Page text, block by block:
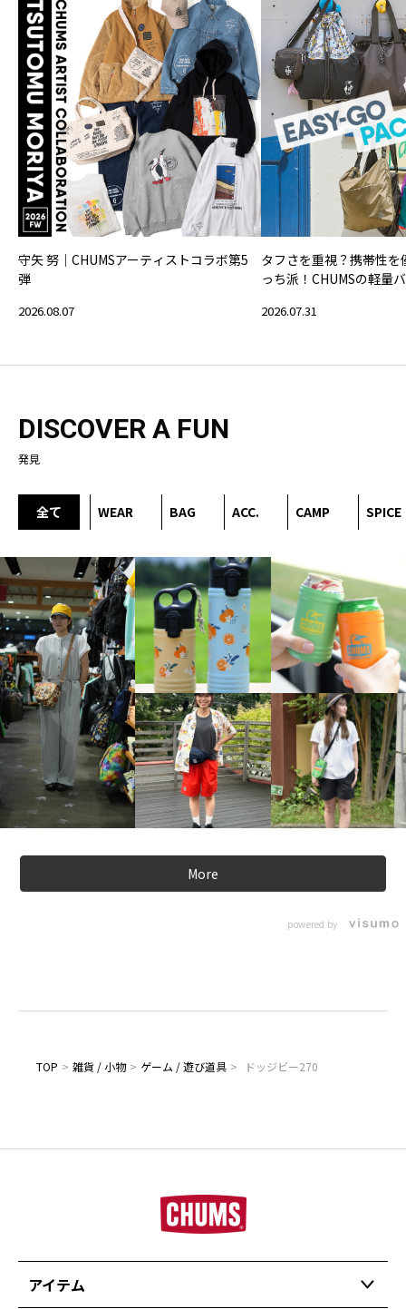
守矢 努｜CHUMSアーティストコラボ第5
弾
2026.08.07
タフさを重視？携帯性
っち派！CHUMSの軽量
2026.07.31
DISCOVER A FUN
発見
全て WEAR BAG ACC. CAMP SPICE
More
powered by
TOP > 雑貨 / 小物 > ゲーム / 遊び道具 > ドッジビー270
アイテム